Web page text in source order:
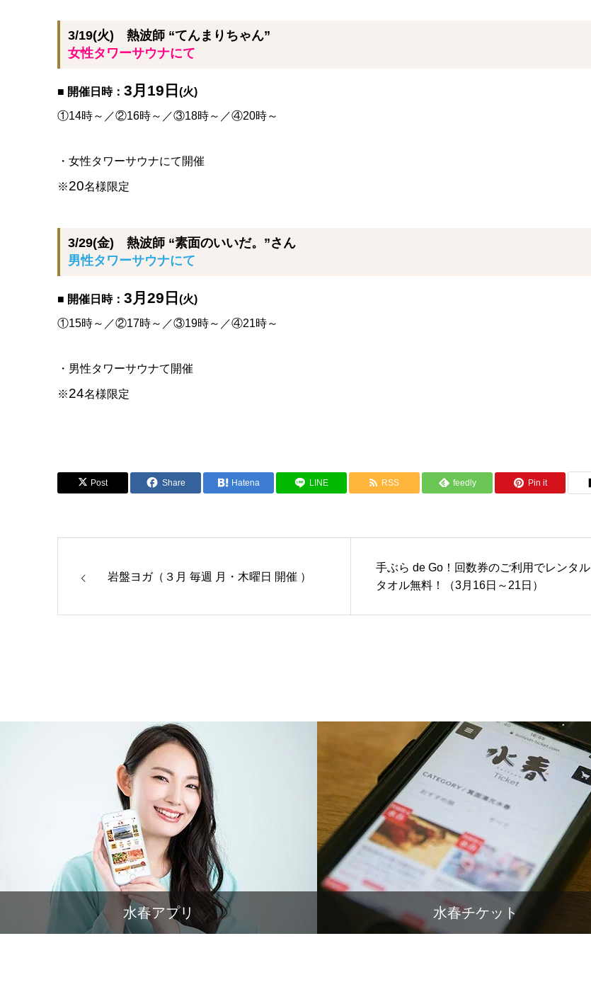
3/19(火) 熱波師 “てんまりちゃん”
女性タワーサウナにて
■ 開催日時： 3月19日 (火)
①14時～／②16時～／③18時～／④20時～
・女性タワーサウナにて開催
※20名様限定
3/29(金) 熱波師 “素面のいいだ。”さん
男性タワーサウナにて
■ 開催日時： 3月29日 (火)
①15時～／②17時～／③19時～／④21時～
・男性タワーサウナて開催
※24名様限定
Post Share Hatena LINE RSS feedly Pin it
岩盤ヨガ（３月 毎週 月・木曜日 開催 ）
手ぶら de Go！回数券のご利用でレンタル
タオル無料！（3月16日～21日）
水春アプリ 水春チケット